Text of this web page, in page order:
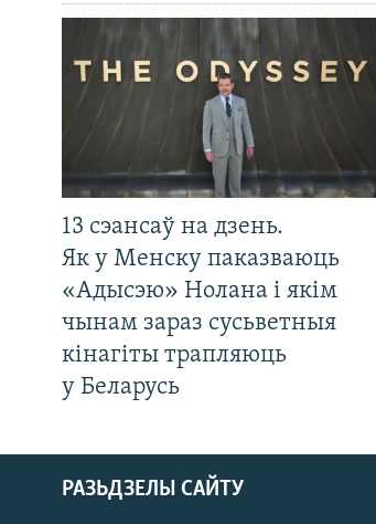
13 сэансаў на дзень.
Як у Менску паказваюць
«Адысэю» Нолана і якім
чынам зараз сусьветныя
кінагіты трапляюць
у Беларусь
РАЗЬДЗЕЛЫ САЙТУ